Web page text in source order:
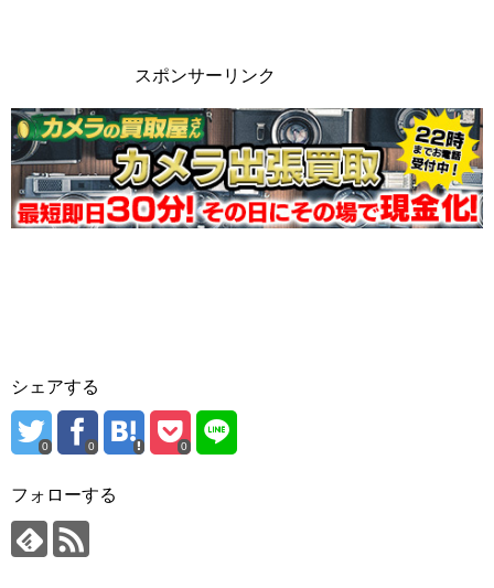
スポンサーリンク
シェアする
0 0 0
フォローする